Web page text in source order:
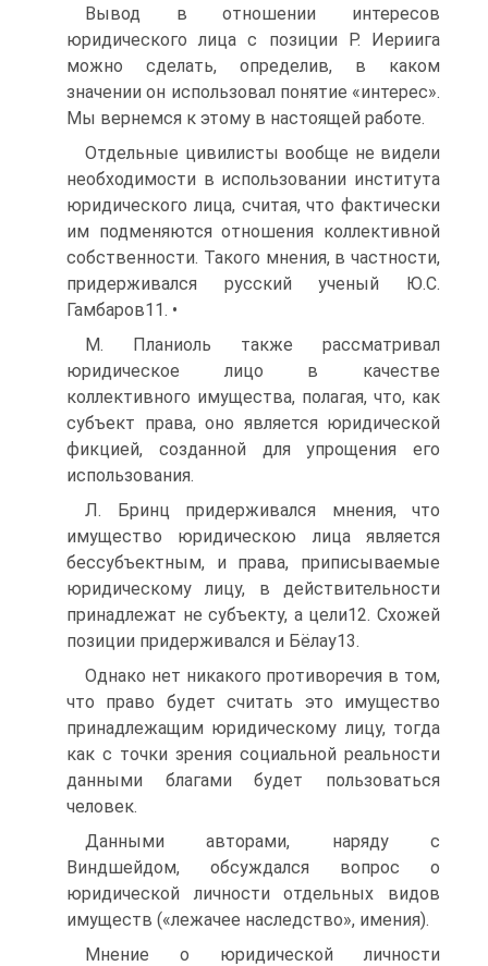
Вывод в отношении интересов
юридического лица с позиции Р. Иериига
можно сделать, определив, в каком
значении он использовал понятие «интерес».
Мы вернемся к этому в настоящей работе.
Отдельные цивилисты вообще не видели
необходимости в использовании института
юридического лица, считая, что фактически
им подменяются отношения коллективной
собственности. Такого мнения, в частности,
придерживался русский ученый Ю.С.
Гамбаров11. •
М. Планиоль также рассматривал
юридическое лицо в качестве
коллективного имущества, полагая, что, как
субъект права, оно является юридической
фикцией, созданной для упрощения его
использования.
Л. Бринц придерживался мнения, что
имущество юридическою лица является
бессубъектным, и права, приписываемые
юридическому лицу, в действительности
принадлежат не субъекту, а цели12. Схожей
позиции придерживался и Бёлау13.
Однако нет никакого противоречия в том,
что право будет считать это имущество
принадлежащим юридическому лицу, тогда
как с точки зрения социальной реальности
данными благами будет пользоваться
человек.
Данными авторами, наряду с
Виндшейдом, обсуждался вопрос о
юридической личности отдельных видов
имуществ («лежачее наследство», имения).
Мнение о юридической личности